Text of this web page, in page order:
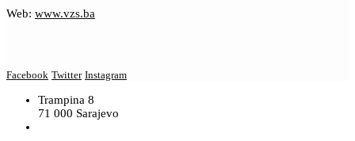
Web: www.vzs.ba
Facebook Twitter Instagram
Trampina 8
71 000 Sarajevo